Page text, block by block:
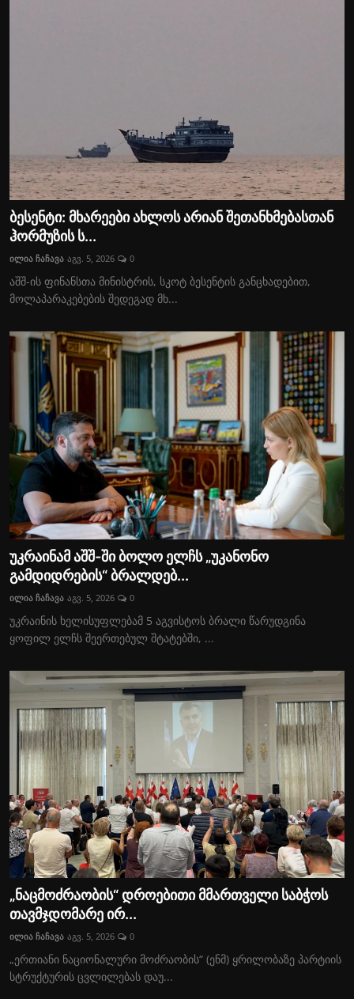
ბესენტი: მხარეები ახლოს არიან შეთანხმებასთან
ჰორმუზის ს...
ილია ჩაჩავა აგვ. 5, 2026 0
აშშ-ის ფინანსთა მინისტრის, სკოტ ბესენტის განცხადებით,
მოლაპარაკებების შედეგად მხ...
უკრაინამ აშშ-ში ბოლო ელჩს „უკანონო
გამდიდრების“ ბრალდებ...
ილია ჩაჩავა აგვ. 5, 2026 0
უკრაინის ხელისუფლებამ 5 აგვისტოს ბრალი წარუდგინა
ყოფილ ელჩს შეერთებულ შტატებში, ...
„ნაცმოძრაობის“ დროებითი მმართველი საბჭოს
თავმჯდომარე ირ...
ილია ჩაჩავა აგვ. 5, 2026 0
„ერთიანი ნაციონალური მოძრაობის“ (ენმ) ყრილობაზე პარტიის
სტრუქტურის ცვლილებას დაუ...